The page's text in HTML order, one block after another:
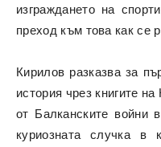
изграждането на
преход към това как се
Кирилов разказва за
история чрез книгите
от Балканските войни
куриозната случка в